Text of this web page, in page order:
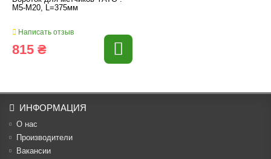
M5-M20, L=375мм
Написать отзыв
815 ₴
ИНФОРМАЦИЯ
О нас
Производители
Вакансии